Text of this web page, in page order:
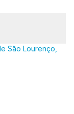
São Lourenço,